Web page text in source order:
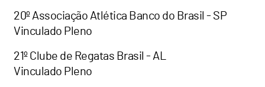
20º Associação Atlética Banco do Brasil - SP
Vinculado Pleno
21º Clube de Regatas Brasil - AL
Vinculado Pleno